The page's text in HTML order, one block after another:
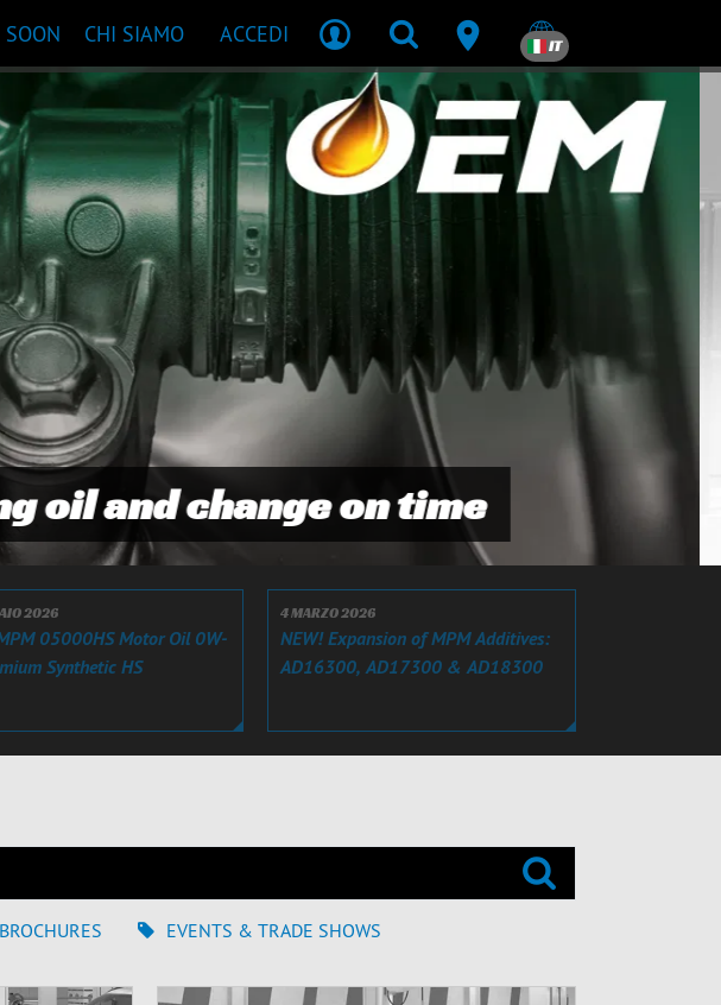
CHI SIAMO ACCEDI IT
2026
05000HS Motor Oil 0W-
Synthetic HS
4 MARZO 2026
NEW! Expansion of MPM Additives:
AD16300, AD17300 & AD18300
EVENTS & TRADE SHOWS